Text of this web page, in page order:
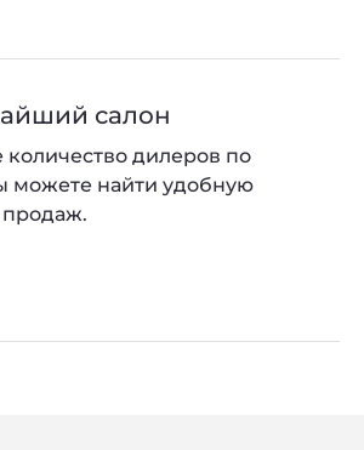
салон
количество дилеров по
можете найти удобную
продаж.